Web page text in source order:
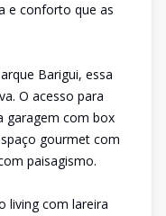
e conforto que as
Barigui, essa
O acesso para
garagem com box
gourmet com
paisagismo.
living com lareira